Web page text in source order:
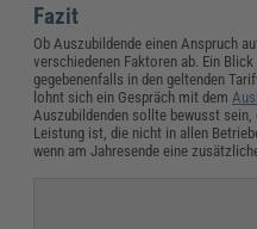
Fazit
Ob Auszubildende einen Anspruch
verschiedenen Faktoren ab. Ein
gegebenenfalls in den geltenden
lohnt sich ein Gespräch mit dem
Auszubildenden sollte bewusst
Leistung ist, die nicht in allen
wenn am Jahresende eine